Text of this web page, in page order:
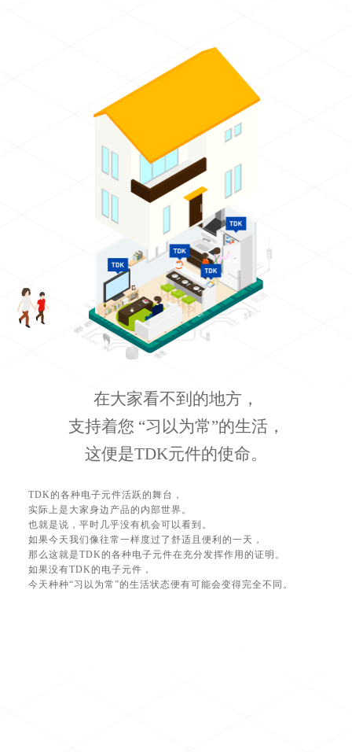
在大家看不到的地方，
支持着您 “习以为常”的生活，
这便是TDK元件的使命。
TDK的各种电子元件活跃的舞台，
实际上是大家身边产品的内部世界。
也就是说，平时几乎没有机会可以看到。
如果今天我们像往常一样度过了舒适且便利的一天，
那么这就是TDK的各种电子元件在充分发挥作用的证明。
如果没有TDK的电子元件，
今天种种“习以为常”的生活状态便有可能会变得完全不同。